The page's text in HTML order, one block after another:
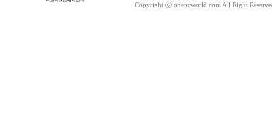
Copyright ⓒ onepcworld.com All Right